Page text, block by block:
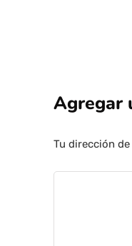
Agregar
Tu dirección